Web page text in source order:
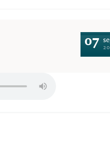
07